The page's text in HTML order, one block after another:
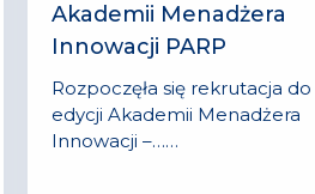
Akademii Menadżera
Innowacji PARP
Rozpoczęła się rekrutacja do
edycji Akademii Menadżera
Innowacji –……